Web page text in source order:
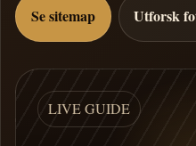
Se sitemap Utforsk
LIVE GUIDE